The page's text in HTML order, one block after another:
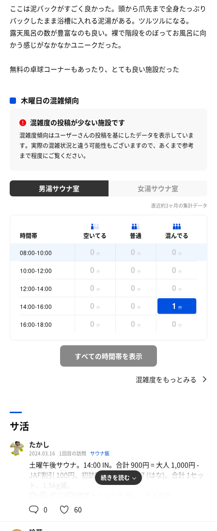
ここは泥パックがすごく良かった。頭から爪先まで全身たっぷり
パックしたまま浴槽に入れる泥湯がある。ツルツルになる。
露天風呂の数が豊富なのも良い。裸で階段をのぼってお風呂に向
かう感じがなかなかユニークだった。
無料の卓球コーナーもあったり、とても良い施設だった
木曜日の混雑傾向
混雑度の投稿が少ない施設です
混雑度傾向はユーザーさんの投稿を基にしたデータを表示していま
す。 実際の混雑状況と違う可能性もございますので、あくまで参考
まで程度にご覧ください。
男湯サウナ室 女湯サウナ室
直近約3ヶ月の集計データ
時間帯 空いてる 普通 混んでる
08:00-10:00 0 件 0 件 0 件
10:00-12:00 0 件 0 件 0 件
12:00-14:00 0 件 0 件 0 件
14:00-16:00 0 件 0 件 1 件
16:00-18:00 0 件 0 件 0 件
すべての時間帯を表示
混雑度をもっとみる
サ活
たかし
2024.03.16 1回目の訪問 サウナ飯
土曜午後サウナ。14:00 IN。合計 900円 = 大人 1,000円 -
JAF割引 100円。初訪問。下駄箱は 87 (はな)。合計 1セッ
ト、1.5kg減。
#前口上
続きを読む
0 60